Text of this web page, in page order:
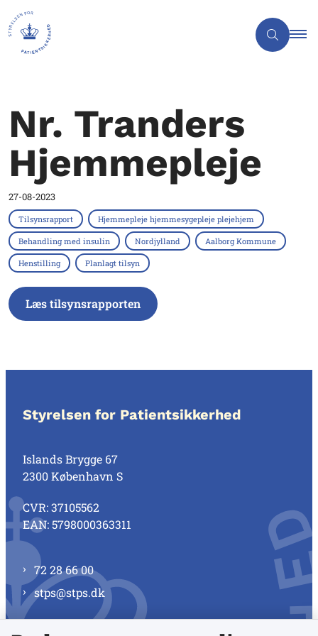
Nr. Tranders
Hjemmepleje
27-08-2023
Tilsynsrapport Hjemmepleje hjemmesygepleje plejehjem
Behandling med insulin Nordjylland Aalborg Kommune
Henstilling Planlagt tilsyn
Læs tilsynsrapporten
Styrelsen for Patientsikkerhed
Islands Brygge 67
2300 København S
CVR: 37105562
EAN: 5798000363311
72 28 66 00
stps@stps.dk